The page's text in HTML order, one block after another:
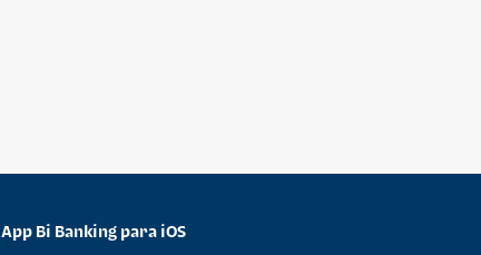
App Bi Banking para iOS